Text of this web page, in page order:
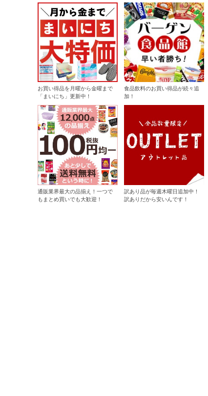
お買い得品を月曜から金曜まで
「まいにち」更新中！
食品飲料のお買い得品が続々追
加！
通販業界最大の品揃え！一つで
もまとめ買いでも大歓迎！
訳あり品が毎週木曜日追加中！
訳ありだから安いんです！